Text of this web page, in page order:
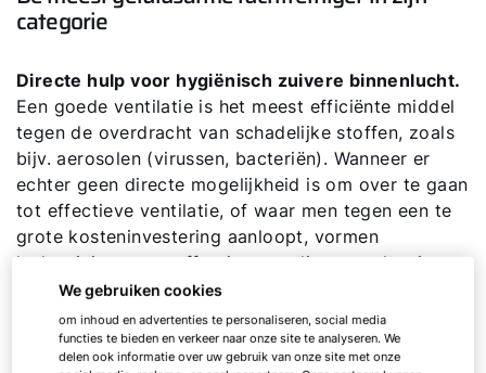
categorie
Directe hulp voor hygiënisch zuivere binnenlucht.
Een goede ventilatie is het meest efficiënte middel
tegen de overdracht van schadelijke stoffen, zoals
bijv. aerosolen (virussen, bacteriën). Wanneer er
echter geen directe mogelijkheid is om over te gaan
tot effectieve ventilatie, of waar men tegen een te
grote kosteninvestering aanloopt, vormen
luchtreinigers een effectieve en directe oplossing,
vooral tijdens het koudere seizoen.
De AirPurifier werd speciaal ontwikkeld voor
installatie achteraf in ruimten waar (veel) mensen bij
We gebruiken cookies
om inhoud en advertenties te personaliseren, social media
functies te bieden en verkeer naar onze site te analyseren. We
delen ook informatie over uw gebruik van onze site met onze